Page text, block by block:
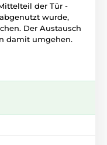
der Tür -
wurde,
Der Austausch
damit umgehen.